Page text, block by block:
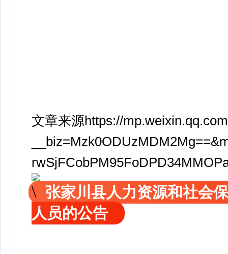
文章来源https://
张家川县人力资源和社会
人员的公告